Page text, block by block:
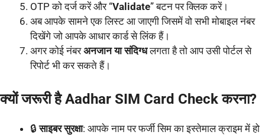
OTP को दर्ज करें और “Validate” बटन पर क्लिक करें।
अब आपके सामने एक लिस्ट आ जाएगी जिसमें वो सभी मोबाइल नंबर
दिखेंगे जो आपके आधार कार्ड से लिंक हैं।
अगर कोई नंबरअनजान या संदिग्धलगता है तो आप उसी पोर्टल से
रिपोर्ट भी कर सकते हैं।
क्यों जरूरी है Aadhar SIM Card Check करना?
🔒साइबर सुरक्षा: आपके नाम पर फर्जी सिम का इस्तेमाल क्राइम में हो